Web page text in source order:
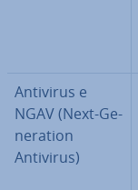
Antivirus e
NGAV (Next-Ge­
ne­ra­tion
Antivirus)